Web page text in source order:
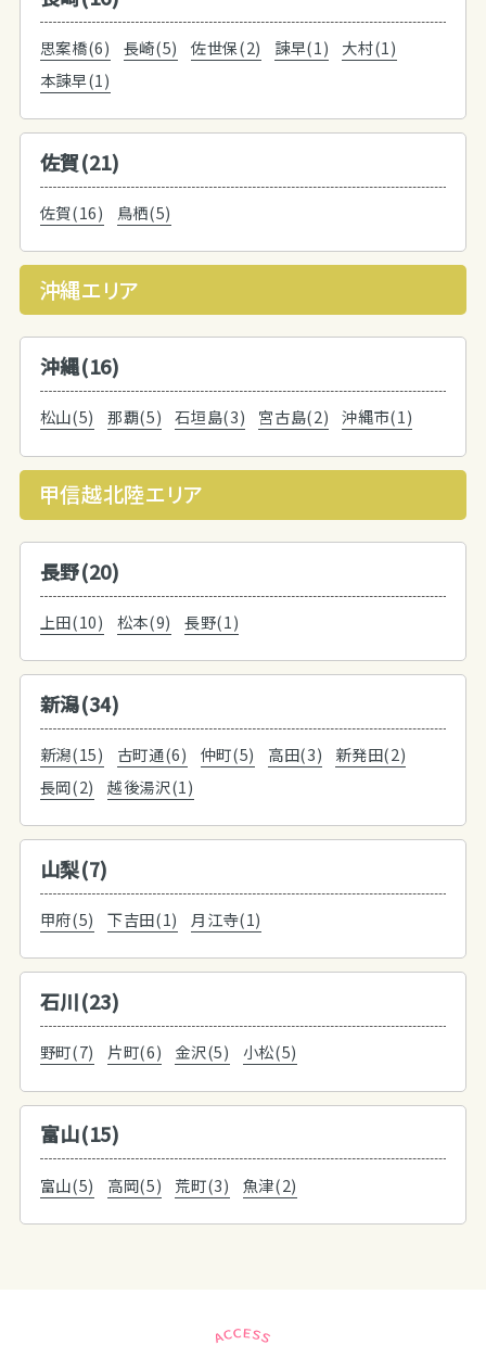
思案橋(6) 長崎(5) 佐世保(2) 諫早(1)
大村(1)
本諫早(1)
佐賀(21)
佐賀(16) 鳥栖(5)
沖縄エリア
沖縄(16)
松山(5) 那覇(5) 石垣島(3) 宮古島(2) 沖縄市(1)
甲信越北陸エリア
長野(20)
上田(10) 松本(9) 長野(1)
新潟(34)
新潟(15) 古町通(6) 仲町(5) 高田(3)
新発田(2)
長岡(2)
越後湯沢(1)
山梨(7)
甲府(5) 下吉田(1) 月江寺(1)
石川(23)
野町(7) 片町(6) 金沢(5) 小松(5)
富山(15)
富山(5) 高岡(5) 荒町(3) 魚津(2)